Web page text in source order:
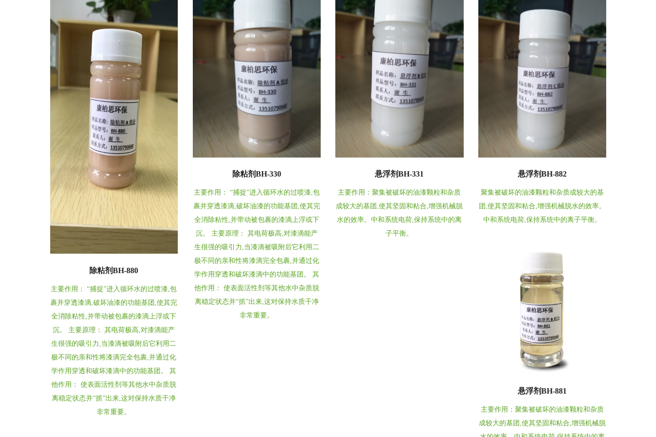
除粘剂BH-880
主要作用： “捕捉”进入循环水的过喷漆,包
裹并穿透漆滴,破坏油漆的功能基团,使其完
全消除粘性,并带动被包裹的漆滴上浮或下
沉。 主要原理： 其电荷极高,对漆滴能产
生很强的吸引力,当漆滴被吸附后它利用二
极不同的亲和性将漆滴完全包裹,并通过化
学作用穿透和破坏漆滴中的功能基团。 其
他作用： 使表面活性剂等其他水中杂质脱
离稳定状态并“抓”出来,这对保持水质干净
非常重要。
除粘剂BH-330
主要作用： “捕捉”进入循环水的过喷漆,包
裹并穿透漆滴,破坏油漆的功能基团,使其完
全消除粘性,并带动被包裹的漆滴上浮或下
沉。 主要原理： 其电荷极高,对漆滴能产
生很强的吸引力,当漆滴被吸附后它利用二
极不同的亲和性将漆滴完全包裹,并通过化
学作用穿透和破坏漆滴中的功能基团。 其
他作用： 使表面活性剂等其他水中杂质脱
离稳定状态并“抓”出来,这对保持水质干净
非常重要。
悬浮剂BH-331
主要作用：聚集被破坏的油漆颗粒和杂质
成较大的基团,使其坚固和粘合,增强机械脱
水的效率。中和系统电荷,保持系统中的离
子平衡。
悬浮剂BH-882
聚集被破坏的油漆颗粒和杂质成较大的基
团,使其坚固和粘合,增强机械脱水的效率。
中和系统电荷,保持系统中的离子平衡。
悬浮剂BH-881
主要作用：聚集被破坏的油漆颗粒和杂质
成较大的基团,使其坚固和粘合,增强机械脱